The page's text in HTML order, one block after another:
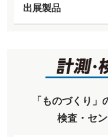
出展製品
「ものづくり
検査・セ